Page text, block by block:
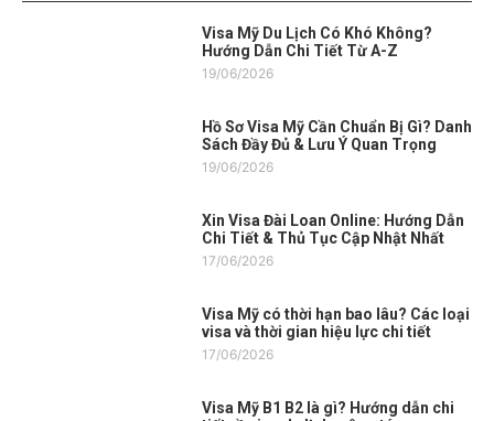
Visa Mỹ Du Lịch Có Khó Không?
Hướng Dẫn Chi Tiết Từ A-Z
19/06/2026
Hồ Sơ Visa Mỹ Cần Chuẩn Bị Gì? Danh
Sách Đầy Đủ & Lưu Ý Quan Trọng
19/06/2026
Xin Visa Đài Loan Online: Hướng Dẫn
Chi Tiết & Thủ Tục Cập Nhật Nhất
17/06/2026
Visa Mỹ có thời hạn bao lâu? Các loại
visa và thời gian hiệu lực chi tiết
17/06/2026
Visa Mỹ B1 B2 là gì? Hướng dẫn chi